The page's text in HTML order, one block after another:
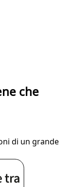
che
di un grande